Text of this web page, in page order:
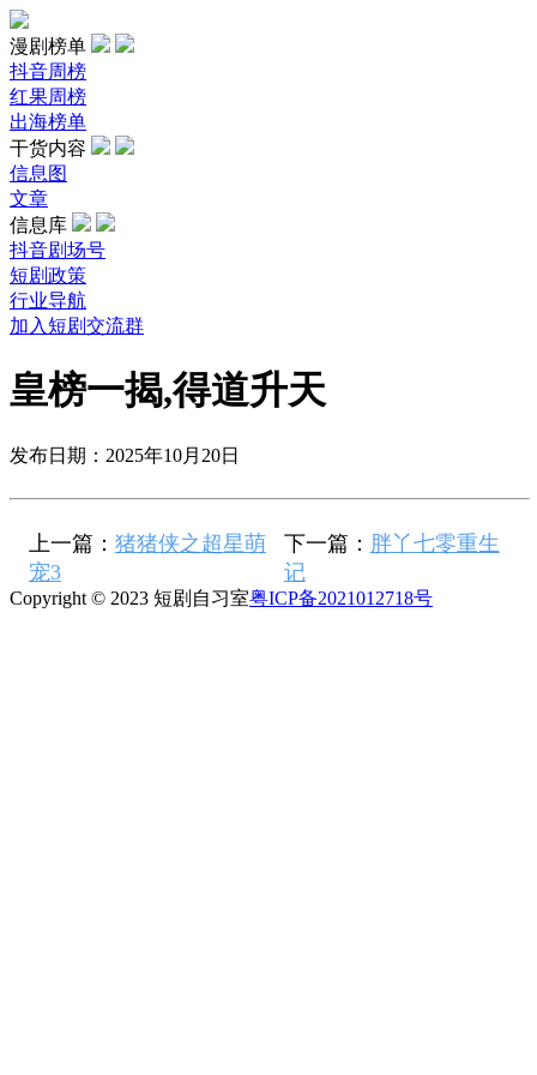
漫剧榜单
抖音周榜
红果周榜
出海榜单
干货内容
信息图
文章
信息库
抖音剧场号
短剧政策
行业导航
加入短剧交流群
皇榜一揭,得道升天
发布日期：2025年10月20日
上一篇： 猪猪侠之超星萌
宠3
下一篇： 胖丫七零重生
记
Copyright © 2023 短剧自习室粤ICP备2021012718号